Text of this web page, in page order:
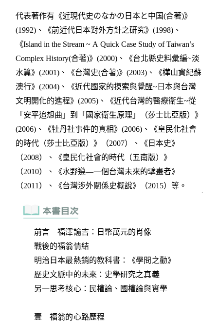
前言 福澤諭吉：日幣萬元的肖像
戰後的福翁情結
明治日本最熱銷的教科書：《學問之勸》
歷史文脈中的未來：史學研究之真義
另一思考核心：民權論、國權論與實學
壹 福翁的心路歷程